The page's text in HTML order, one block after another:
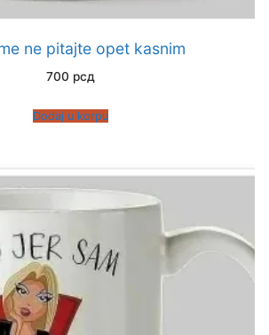
ne pitajte opet kasnim
700 рсд
Dodaj u korpu